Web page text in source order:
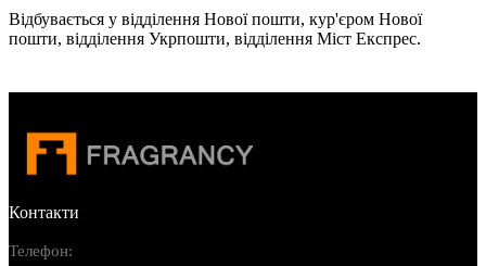
Відбувається у відділення Нової пошти, кур'єром Нової
пошти, відділення Укрпошти, відділення Міст Експрес.
Контакти
Телефон: